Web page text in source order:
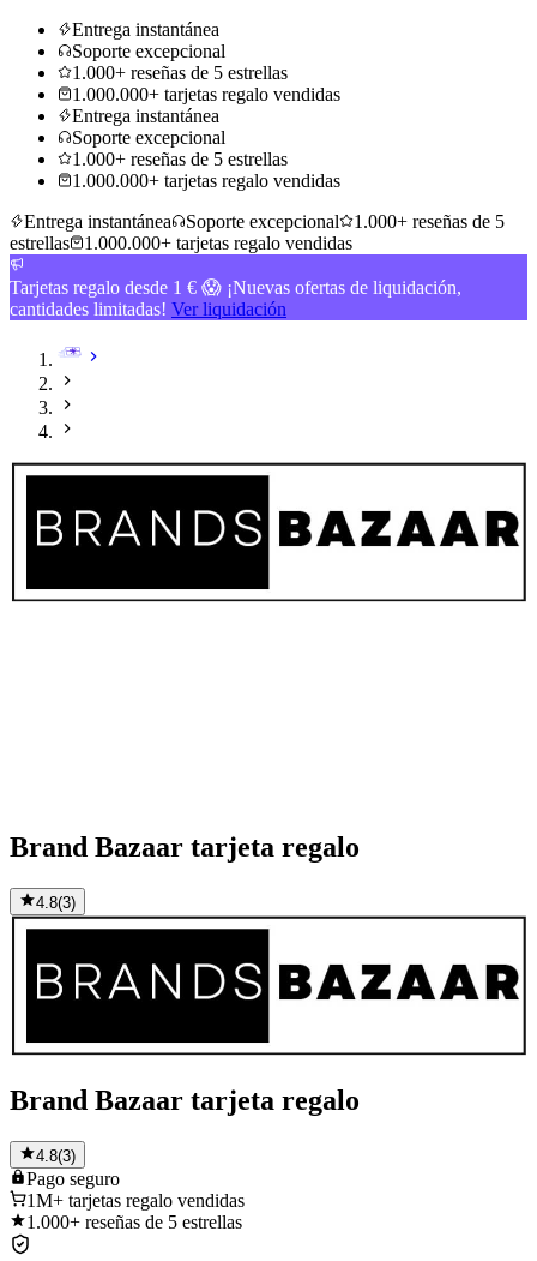
Entrega instantánea
Soporte excepcional
1.000+ reseñas de 5 estrellas
1.000.000+ tarjetas regalo vendidas
Entrega instantánea
Soporte excepcional
1.000+ reseñas de 5 estrellas
1.000.000+ tarjetas regalo vendidas
Entrega instantánea
Soporte excepcional
1.000+ reseñas de 5
estrellas
1.000.000+ tarjetas regalo vendidas
Tarjetas regalo desde 1 € 😱 ¡Nuevas ofertas de liquidación,
cantidades limitadas! Ver liquidación
Brand Bazaar tarjeta regalo
4.8(3)
Brand Bazaar tarjeta regalo
4.8(3)
Pago seguro
1M+ tarjetas regalo vendidas
1.000+ reseñas de 5 estrellas